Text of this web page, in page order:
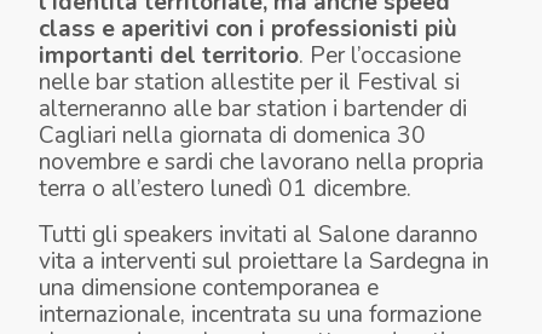
class e aperitivi con i professionisti più
importanti del territorio. Per l’occasione
nelle bar station allestite per il Festival si
alterneranno alle bar station i bartender di
Cagliari nella giornata di domenica 30
novembre e sardi che lavorano nella propria
terra o all’estero lunedì 01 dicembre.
Tutti gli speakers invitati al Salone daranno
vita a interventi sul proiettare la Sardegna in
una dimensione contemporanea e
internazionale, incentrata su una formazione